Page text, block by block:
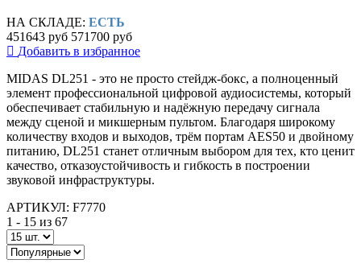
НА СКЛАДЕ: ЕСТЬ
451643 руб 571700 руб
Добавить в избранное
MIDAS DL251 - это не просто стейдж-бокс, а полноценный
элемент профессиональной цифровой аудиосистемы, который
обеспечивает стабильную и надёжную передачу сигнала
между сценой и микшерным пультом. Благодаря широкому
количеству входов и выходов, трём портам AES50 и двойному
питанию, DL251 станет отличным выбором для тех, кто ценит
качество, отказоустойчивость и гибкость в построении
звуковой инфраструктуры.
АРТИКУЛ: F7770
1 - 15 из 67